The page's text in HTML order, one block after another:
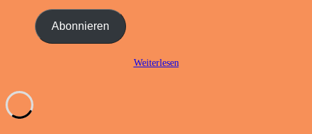
Adresse
ein ... Abonnieren
Weiterlesen